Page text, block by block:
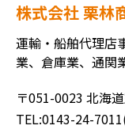
株式会社 栗林
運輸・船舶代理店
業、倉庫業、通関
〒051-0023 北海
TEL:0143-24-